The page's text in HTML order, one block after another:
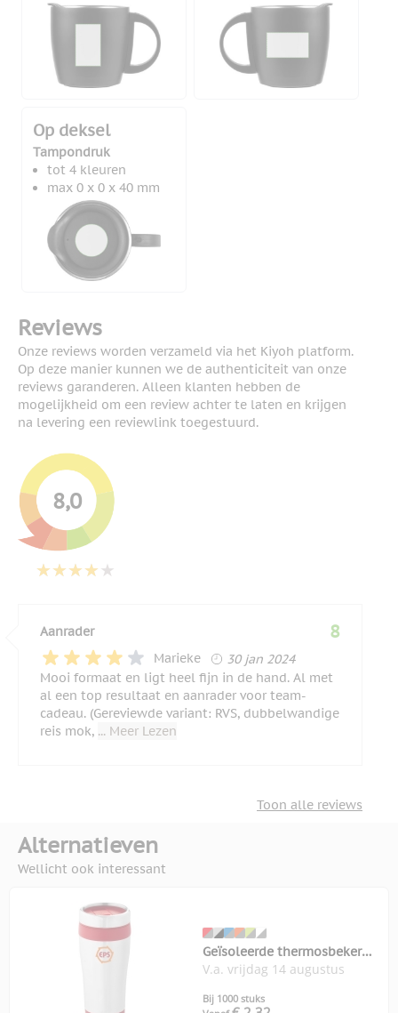
Op deksel
Tampondruk
tot 4 kleuren
max 0 x 0 x 40 mm
Reviews
Onze reviews worden verzameld via het Kiyoh platform.
Op deze manier kunnen we de authenticiteit van onze
reviews garanderen. Alleen klanten hebben de
mogelijkheid om een review achter te laten en krijgen
na levering een reviewlink toegestuurd.
8,0
Aanrader
Marieke
30 januari 2024
30 jan 2024
8
Mooi formaat en ligt heel fijn in de hand. Al met
al een top resultaat en aanrader voor team-
cadeau. (Gereviewde variant: RVS, dubbelwandige
reis mok, ... Meer Lezen
Toon alle reviews
Alternatieven
Wellicht ook interessant
Geïsoleerde thermosbeker
Elwood 410 ml
V.a. vrijdag 14 augustus
Bij 1000 stuks